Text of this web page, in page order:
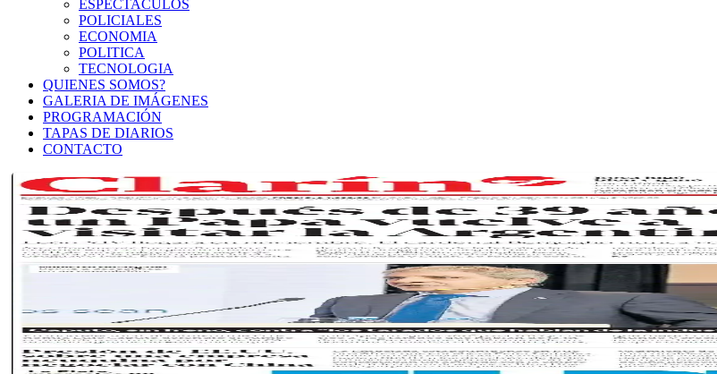
ESPECTACULOS
POLICIALES
ECONOMIA
POLITICA
TECNOLOGIA
QUIENES SOMOS?
GALERIA DE IMÁGENES
PROGRAMACIÓN
TAPAS DE DIARIOS
CONTACTO